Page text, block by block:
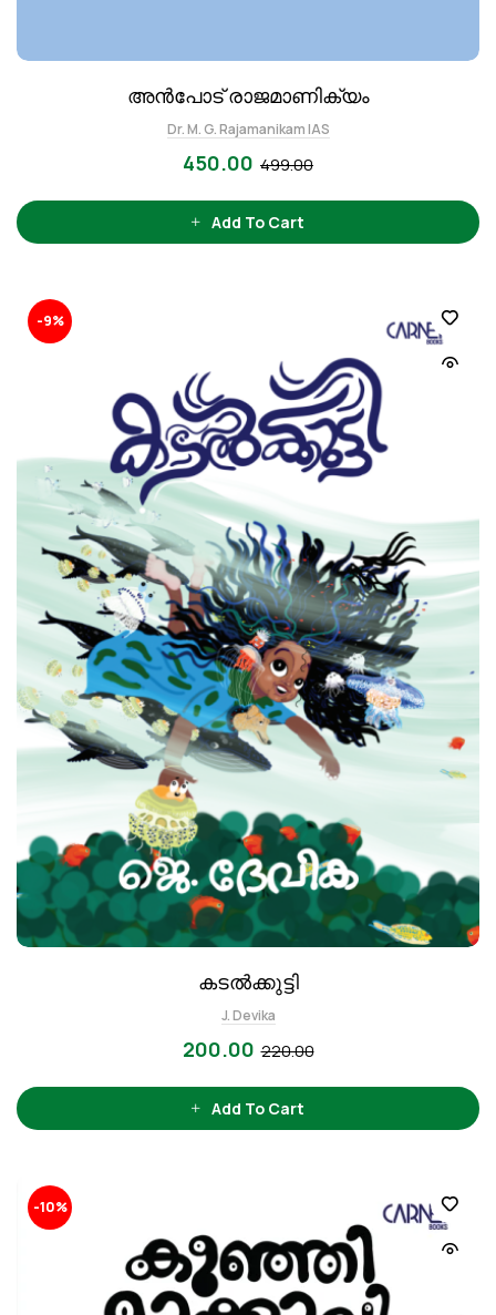
അൻപോട് രാജമാണിക്യം
Dr. M. G. Rajamanikam IAS
499.00
450.00
Add To Cart
-9%
കടൽക്കുട്ടി
J. Devika
220.00
200.00
Add To Cart
-10%